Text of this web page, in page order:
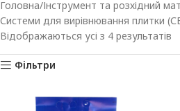
Головна Інструмент та розхідний
Системи для вирівнювання плитки
Відображаються усі з 4 результатів
Фільтри